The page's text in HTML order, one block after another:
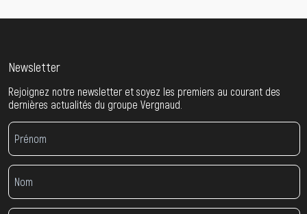
Newsletter
Rejoignez notre newsletter et soyez les premiers au courant des
dernières actualités du groupe Vergnaud.